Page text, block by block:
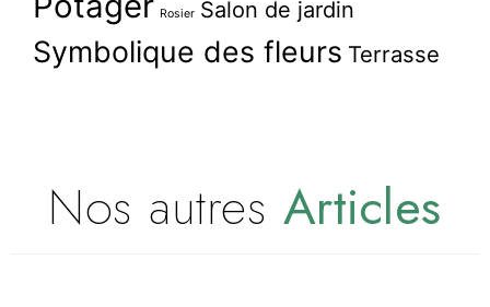
Rosier Salon de jardin
Symbolique des fleurs Terrasse
Nos autres Articles